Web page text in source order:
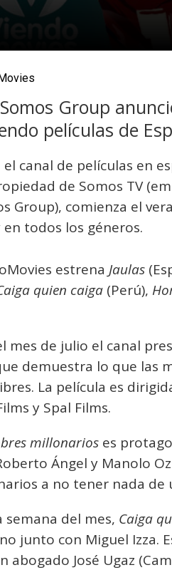
Group
películas de
canal de películas en
de Somos TV
Group), comienza el
en todos los géneros.
estrena Jaulas
quien caiga (Perú),
mes de julio el canal
demuestra lo que las
La película es
y Spal Films.
millonarios es
Ángel y Manolo
a no tener nada de
semana del mes, Caiga
junto con Miguel Izza.
abogado José Ugaz